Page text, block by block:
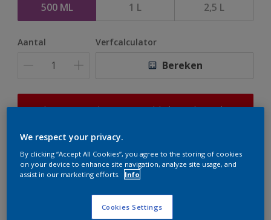
500 ML 1 L 2,5 L
Aantal Verfcalculator
Bereken
Op dit moment is het niet mogelijk dit product online
er hard aan om de voorraad aan te vullen.
Boodschappenlijst
We respect your privacy.
By clicking “Accept All Cookies”, you agree to the storing of cookies
on your device to enhance site navigation, analyze site usage, and
assist in our marketing efforts.
Info
Cookies Settings